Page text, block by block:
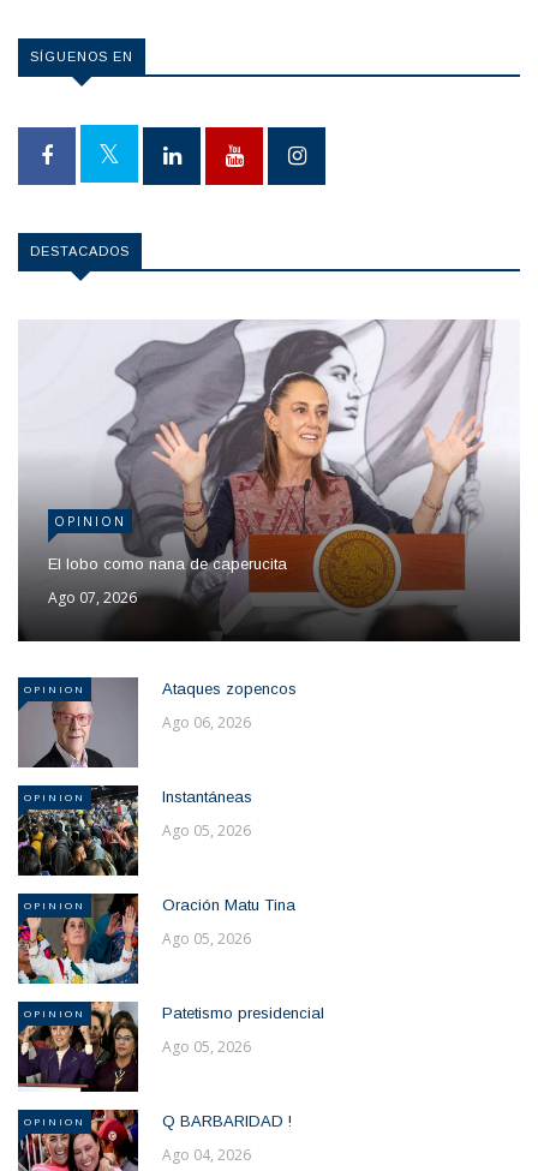
SÍGUENOS EN
DESTACADOS
OPINION
El lobo como nana de caperucita
Ago 07, 2026
OPINION Ataques zopencos
Ago 06, 2026
OPINION Instantáneas
Ago 05, 2026
OPINION Oración Matu Tina
Ago 05, 2026
OPINION Patetismo presidencial
Ago 05, 2026
OPINION Q BARBARIDAD !
Ago 04, 2026